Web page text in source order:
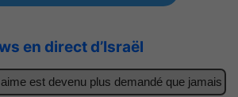
en direct d’Israël
est devenu plus demandé que jamais